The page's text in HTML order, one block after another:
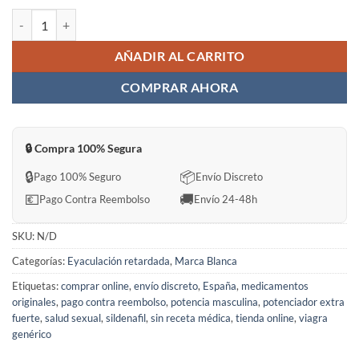
AÑADIR AL CARRITO
COMPRAR AHORA
🔒 Compra 100% Segura
🔒Pago 100% Seguro 📦Envío Discreto
💶Pago Contra Reembolso 🚚Envío 24-48h
SKU: N/D
Categorías: Eyaculación retardada, Marca Blanca
Etiquetas:comprar online, envío discreto, España, medicamentos
originales, pago contra reembolso, potencia masculina, potenciador extra
fuerte, salud sexual, sildenafil, sin receta médica, tienda online, viagra
genérico